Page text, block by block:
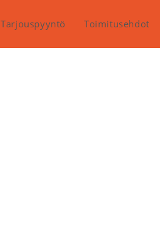
Tarjouspyyntö Toimitusehdot